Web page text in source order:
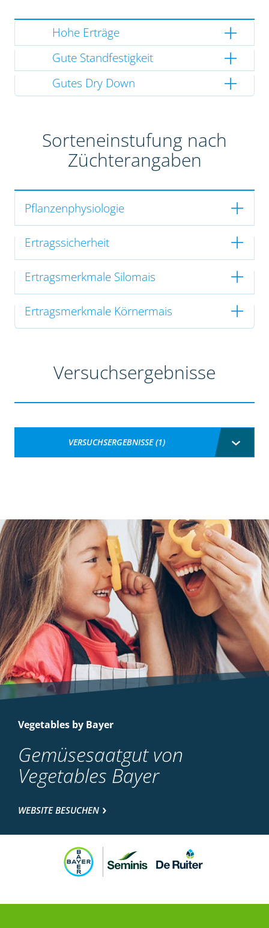
Hohe Erträge
Gute Standfestigkeit
Gutes Dry Down
Sorteneinstufung nach
Züchterangaben
Pflanzenphysiologie
Ertragssicherheit
Ertragsmerkmale Silomais
Ertragsmerkmale Körnermais
Versuchsergebnisse
VERSUCHSERGEBNISSE (1)
Vegetables by Bayer
Gemüsesaatgut von
Vegetables Bayer
WEBSITE BESUCHEN